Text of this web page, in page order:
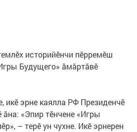
историйӗнчи пӗрремӗш
Будущего» ăмăртăвӗ
икӗ эрне каялла РФ Президенчӗ
«Эпир тӗнчене «Игры
– терӗ ун чухне. Икӗ эрнерен